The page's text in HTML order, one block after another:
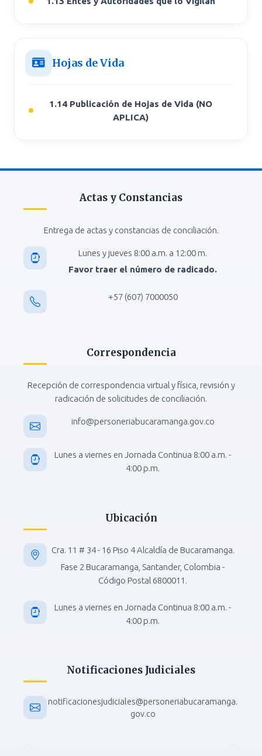
Hojas de Vida
1.14 Publicación de Hojas de Vida (NO
APLICA)
Actas y Constancias
Entrega de actas y constancias de conciliación.
Lunes y jueves 8:00 a.m. a 12:00 m.
Favor traer el número de radicado.
+57 (607) 7000050
Correspondencia
Recepción de correspondencia virtual y física, revisión y
radicación de solicitudes de conciliación.
info@personeriabucaramanga.gov.co
Lunes a viernes en Jornada Continua 8:00 a.m. -
4:00 p.m.
Ubicación
Cra. 11 # 34 - 16 Piso 4 Alcaldía de Bucaramanga.
Fase 2 Bucaramanga, Santander, Colombia -
Código Postal 6800011.
Lunes a viernes en Jornada Continua 8:00 a.m. -
4:00 p.m.
Notificaciones Judiciales
notificacionesjudiciales@personeriabucaramanga.
gov.co